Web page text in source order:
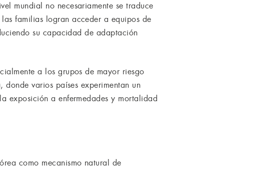
mundial no necesariamente se traduce
familias logran acceder a equipos de
su capacidad de adaptación
a los grupos de mayor riesgo
varios países experimentan un
exposición a enfermedades y mortalidad
como mecanismo natural de